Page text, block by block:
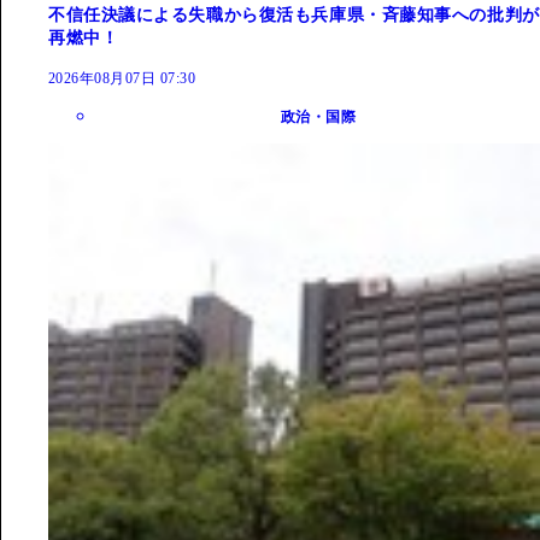
不信任決議による失職から復活も兵庫県・斉藤知事への批判が
再燃中！
2026年08月07日 07:30
政治・国際